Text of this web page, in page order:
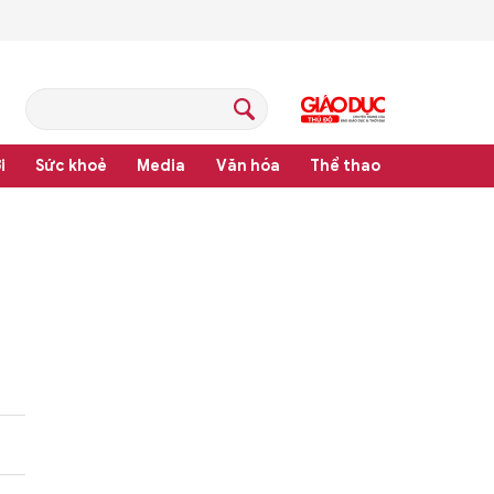
Sức khoẻ Media Văn hóa Thể thao